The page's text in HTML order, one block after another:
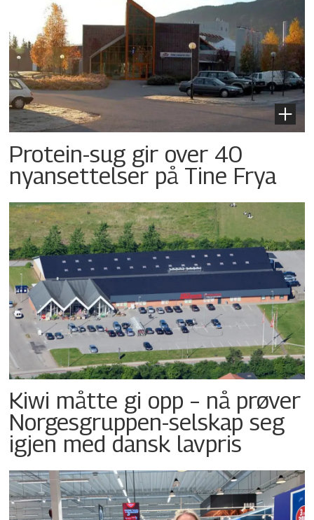
Protein-sug gir over 40
nyansettelser på Tine Frya
Kiwi måtte gi opp – nå prøver
Norgesgruppen-selskap seg
igjen med dansk lavpris